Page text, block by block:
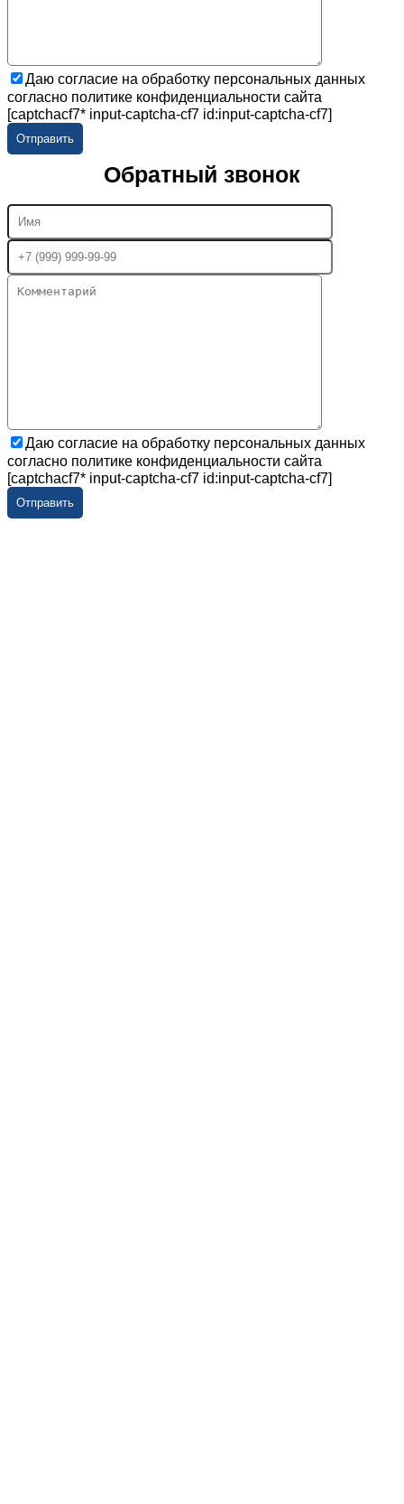
Даю согласие на обработку персональных данных
согласно политике конфиденциальности сайта
[captchacf7* input-captcha-cf7 id:input-captcha-cf7]
Обратный звонок
Даю согласие на обработку персональных данных
согласно политике конфиденциальности сайта
[captchacf7* input-captcha-cf7 id:input-captcha-cf7]